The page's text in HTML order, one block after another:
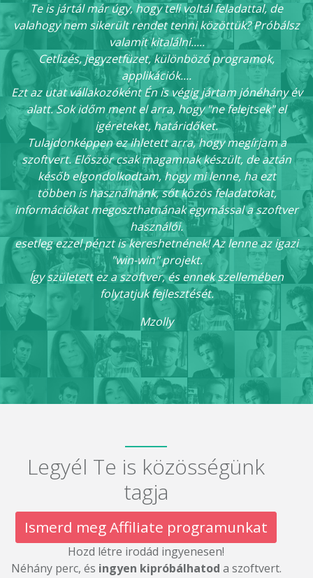
Te is jártál már úgy, hogy teli voltál feladattal, de
valahogy nem sikerült rendet tenni közöttük? Próbálsz
valamit kitalálni.....
Cetlizés, jegyzetfüzet, különböző programok,
applikációk....
Ezt az utat vállakozóként Én is végig jártam jónéhány év
alatt. Sok időm ment el arra, hogy "ne felejtsek" el
igéreteket, határidőket.
Tulajdonképpen ez ihletett arra, hogy megírjam a
szoftvert. Először csak magamnak készült, de aztán
későb elgondolkodtam, hogy mi lenne, ha ezt
többen is használnánk, sőt közös feladatokat,
információkat megoszthatnának egymással a szoftver
használói.
esetleg ezzel pénzt is kereshetnének! Az lenne az igazi
"win-win" projekt.
Így született ez a szoftver, és ennek szellemében
folytatjuk fejlesztését.
Mzolly
Legyél Te is közösségünk
tagja
Ismerd meg Affiliate programunkat
Hozd létre irodád ingyenesen!
Néhány perc, és ingyen kipróbálhatod a szoftvert.